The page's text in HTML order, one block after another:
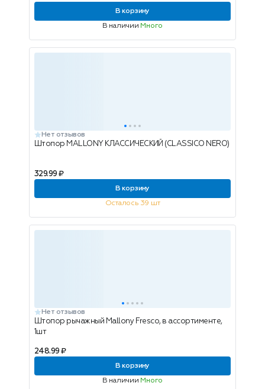
В корзину
В наличии Много
Нет отзывов
Штопор MALLONY КЛАССИЧЕСКИЙ (CLASSICO NERO)
329.99 ₽
В корзину
Осталось 39 шт
Нет отзывов
Штопор рычажный Mallony Fresco, в ассортименте,
1шт
248.99 ₽
В корзину
В наличии Много